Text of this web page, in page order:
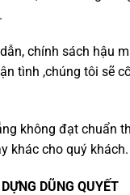
chính sách hậu
tình ,chúng tôi sẽ
không đạt chuẩn
khác cho quý khách.
DŨNG QUYẾT